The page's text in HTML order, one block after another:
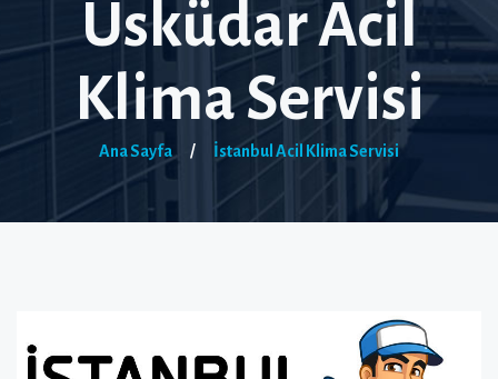
Üsküdar Acil
Klima Servisi
Ana Sayfa / İstanbul Acil Klima Servisi